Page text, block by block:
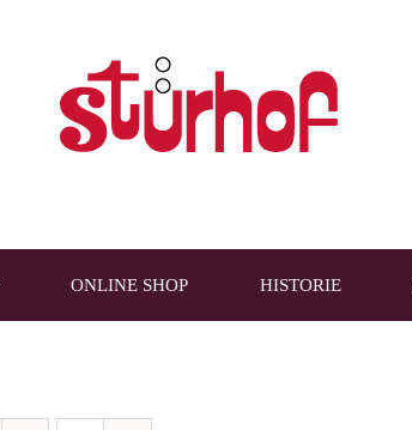
ONLINE SHOP HISTORIE